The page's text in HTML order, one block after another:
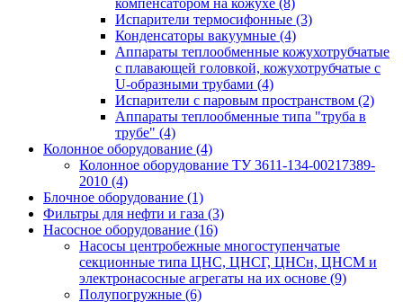
Испарители термосифонные (3)
Конденсаторы вакуумные (4)
Аппараты теплообменные кожухотрубчатые
с плавающей головкой, кожухотрубчатые с
U-образными трубами (4)
Испарители с паровым пространством (2)
Аппараты теплообменные типа "труба в
трубе" (4)
Колонное оборудование (4)
Колонное оборудование ТУ 3611-134-00217389-
2010 (4)
Блочное оборудование (1)
Фильтры для нефти и газа (3)
Насосное оборудование (16)
Насосы центробежные многоступенчатые
секционные типа ЦНС, ЦНСГ, ЦНСн, ЦНСМ и
электронасосные агрегаты на их основе (9)
Полупогружные (6)